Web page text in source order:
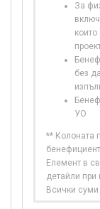
За
без
УО
** Колоната
Елемент в
детайли при
Всички суми